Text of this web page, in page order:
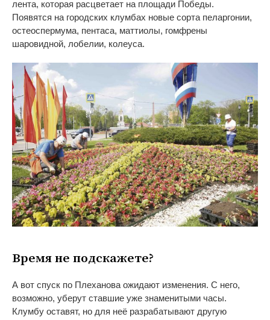
лента, которая расцветает на площади Победы.
Появятся на городских клумбах новые сорта пеларгонии,
остеоспермума, пентаса, маттиолы, гомфрены
шаровидной, лобелии, колеуса.
Время не подскажете?
А вот спуск по Плеханова ожидают изменения. С него,
возможно, уберут ставшие уже знаменитыми часы.
Клумбу оставят, но для неё разрабатывают другую